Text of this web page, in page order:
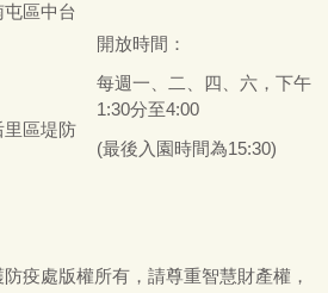
屯區中台
里區堤防
開放時間：
每週一、二、四、六，下午
1:30分至4:00
(最後入園時間為15:30)
疫處版權所有，請尊重智慧財產權，